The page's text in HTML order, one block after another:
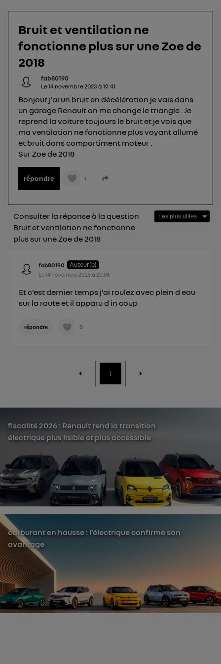
Bruit et ventilation ne
fonctionne plus sur une Zoe de
2018
fab80190
Le14 novembre 2023 à 19:41
Bonjour j'ai un bruit en décélération je vais dans
un garage Renault on me change le triangle . Je
reprend la voiture toujours le bruit et je vois que
ma ventilation ne fonctionne plus voyant allumé
et bruit dans compartiment moteur .
Sur Zoe de 2018
répondre 1
Consulter la réponse à la question
Bruit et ventilation ne fonctionne
plus sur une Zoe de 2018
fab80190 Auteur(e)
Le14 novembre 2023 à 20:06
Et c'est dernier temps j'ai roulez avec plein d eau
sur la route et il apparu d in coup
répondre 0
1
fiscalité 2026 : Renault rend la transition
électrique plus lisible et plus accessible
carburant en hausse : l’électrique confirme son
avantage
télécom basé sur votre adresse IP et une référence
téléphone).
L'identifiant est associé à votre connexion
internet. Ainsi, toutes les personnes utilisant la
même connexion et ayant consenties se verront
attribuer le même identifiant. En général :
Pour une connexion foyer(ex : Wi-Fi), la personnalisation sera basée
sur la navigation des membres du foyer ayant consentis.
connexion mobile
, la personnalisation sera basée
uniquement sur la navigation de l'utilisateur du mobile.
Vous pouvez à tout moment retirer ce
consentement surle portail d’Utiq("
") ou via la page « gérer Utiq » en bas de ce site.
Politique d'information sur les données